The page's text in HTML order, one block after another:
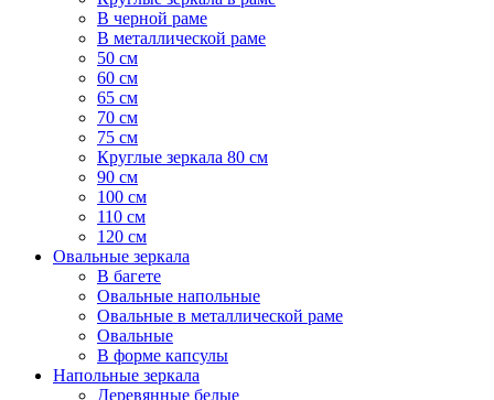
В черной раме
В металлической раме
50 см
60 см
65 см
70 см
75 см
Круглые зеркала 80 см
90 см
100 см
110 см
120 см
Овальные зеркала
В багете
Овальные напольные
Овальные в металлической раме
Овальные
В форме капсулы
Напольные зеркала
Деревянные белые